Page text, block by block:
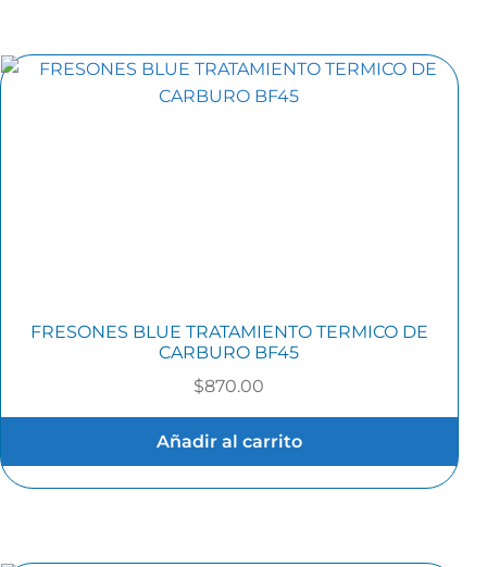
FRESONES BLUE TRATAMIENTO TERMICO DE
CARBURO BF45
$870.00
Añadir al carrito